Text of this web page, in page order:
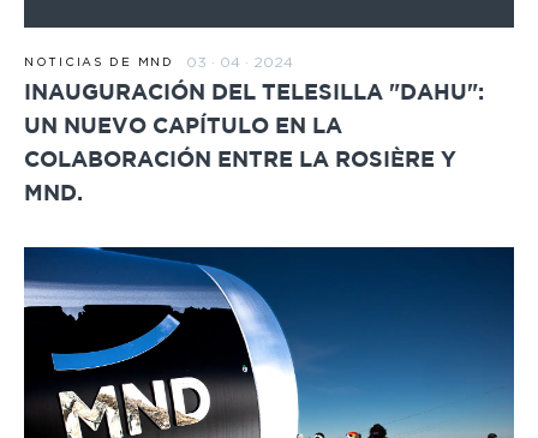
NOTICIAS DE MND 03 · 04 · 2024
INAUGURACIÓN DEL TELESILLA "DAHU":
UN NUEVO CAPÍTULO EN LA
COLABORACIÓN ENTRE LA ROSIÈRE Y
MND.